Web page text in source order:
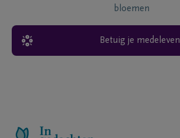
bloemen
Betuig je medeleven